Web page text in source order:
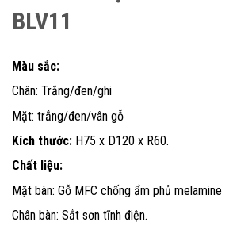
BLV11
Màu sắc:
Chân: Trắng/đen/ghi
Mặt: trắng/đen/vân gỗ
Kích thước: H75 x D120 x R60.
Chất liệu:
Mặt bàn: Gỗ MFC chống ẩm phủ melamine
Chân bàn: Sắt sơn tĩnh điện.